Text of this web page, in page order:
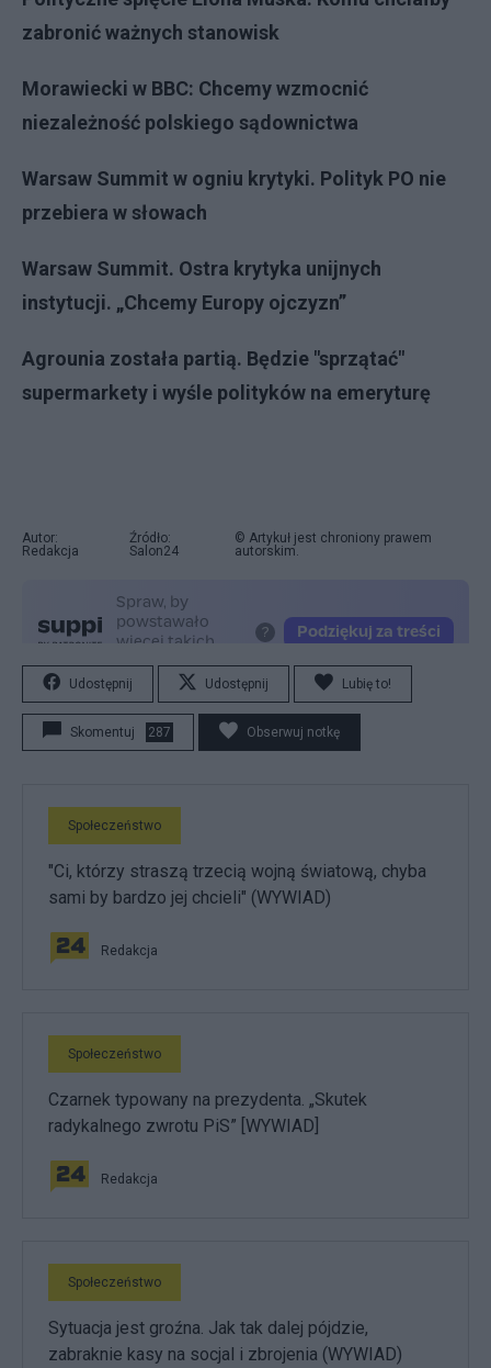
zabronić ważnych stanowisk
Morawiecki w BBC: Chcemy wzmocnić
niezależność polskiego sądownictwa
Warsaw Summit w ogniu krytyki. Polityk PO nie
przebiera w słowach
Warsaw Summit. Ostra krytyka unijnych
instytucji. „Chcemy Europy ojczyzn”
Agrounia została partią. Będzie "sprzątać"
supermarkety i wyśle polityków na emeryturę
Autor:
Redakcja
Źródło:
Salon24
© Artykuł jest chroniony prawem
autorskim.
Udostępnij Udostępnij Lubię to!
Skomentuj 287 Obserwuj notkę
Społeczeństwo
"Ci, którzy straszą trzecią wojną światową, chyba
sami by bardzo jej chcieli" (WYWIAD)
Redakcja
Społeczeństwo
Czarnek typowany na prezydenta. „Skutek
radykalnego zwrotu PiS” [WYWIAD]
Redakcja
Społeczeństwo
Sytuacja jest groźna. Jak tak dalej pójdzie,
zabraknie kasy na socjal i zbrojenia (WYWIAD)